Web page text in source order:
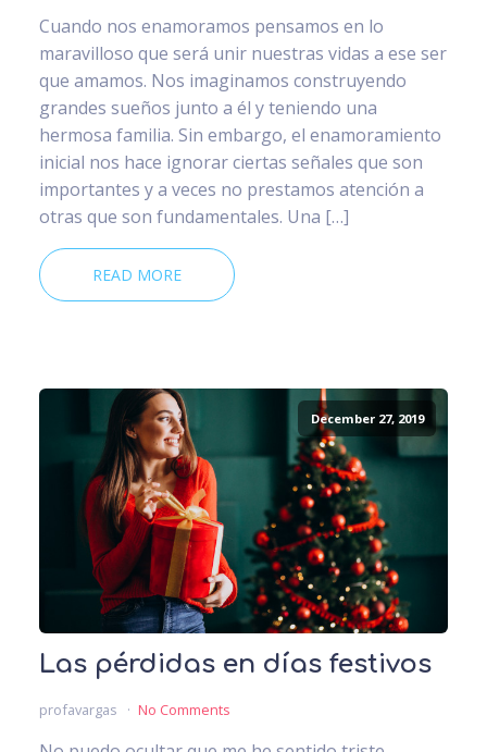
Cuando nos enamoramos pensamos en lo
maravilloso que será unir nuestras vidas a ese ser
que amamos. Nos imaginamos construyendo
grandes sueños junto a él y teniendo una
hermosa familia. Sin embargo, el enamoramiento
inicial nos hace ignorar ciertas señales que son
importantes y a veces no prestamos atención a
otras que son fundamentales. Una […]
READ MORE
December 27, 2019
Las pérdidas en días festivos
profavargas No Comments